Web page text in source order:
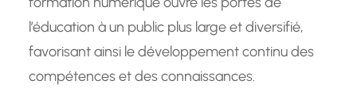
l’éducation à un public plus large et diversifié,
favorisant ainsi le développement continu des
compétences et des connaissances.